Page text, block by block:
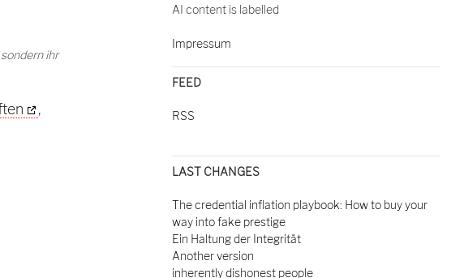
ihr
,
AI content is labelled
Impressum
FEED
RSS
LAST CHANGES
The credential inflation playbook: How to buy your
way into fake prestige
Ein Haltung der Integrität
Another version
inherently dishonest people